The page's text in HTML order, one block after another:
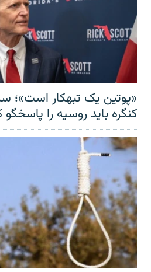
«پوتین یک تبهکار است»؛
کنگره باید روسیه را پاسخگو